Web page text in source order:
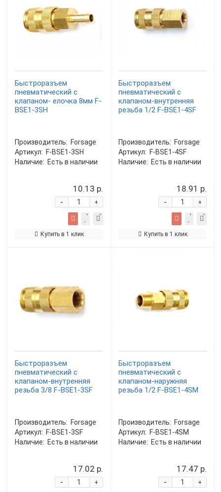
Быстроразъем
пневматический с
клапаном- елочка 8мм F-
BSE1-3SH
Производитель: Forsage
Артикул: F-BSE1-3SH
Наличие: Есть в наличии
10.13 р.
+
-
Купить в 1 клик
Быстроразъем
пневматический с
клапаном-внутренняя
резьба 1/2 F-BSE1-4SF
Производитель: Forsage
Артикул: F-BSE1-4SF
Наличие: Есть в наличии
18.91 р.
+
-
Купить в 1 клик
Быстроразъем
пневматический с
клапаном-внутренняя
резьба 3/8 F-BSE1-3SF
Производитель: Forsage
Артикул: F-BSE1-3SF
Наличие: Есть в наличии
17.02 р.
+
-
Быстроразъем
пневматический с
клапаном-наружняя
резьба 1/2 F-BSE1-4SM
Производитель: Forsage
Артикул: F-BSE1-4SM
Наличие: Есть в наличии
17.47 р.
+
-